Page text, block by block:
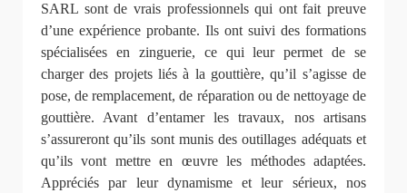
SARL sont de vrais professionnels qui ont fait preuve
d’une expérience probante. Ils ont suivi des formations
spécialisées en zinguerie, ce qui leur permet de se
charger des projets liés à la gouttière, qu’il s’agisse de
pose, de remplacement, de réparation ou de nettoyage de
gouttière. Avant d’entamer les travaux, nos artisans
s’assureront qu’ils sont munis des outillages adéquats et
qu’ils vont mettre en œuvre les méthodes adaptées.
Appréciés par leur dynamisme et leur sérieux, nos